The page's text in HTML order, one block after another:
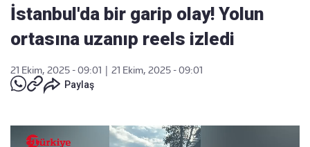
İstanbul'da bir garip olay! Yolun
ortasına uzanıp reels izledi
21 Ekim, 2025 - 09:01
21 Ekim, 2025 - 09:01
Paylaş